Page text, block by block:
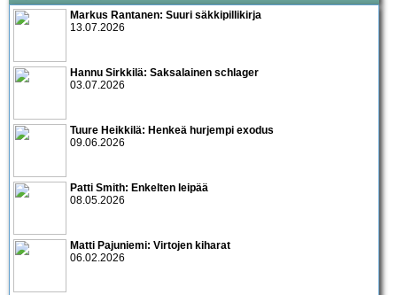
Markus Rantanen: Suuri säkkipillikirja
13.07.2026
Hannu Sirkkilä: Saksalainen schlager
03.07.2026
Tuure Heikkilä: Henkeä hurjempi exodus
09.06.2026
Patti Smith: Enkelten leipää
08.05.2026
Matti Pajuniemi: Virtojen kiharat
06.02.2026